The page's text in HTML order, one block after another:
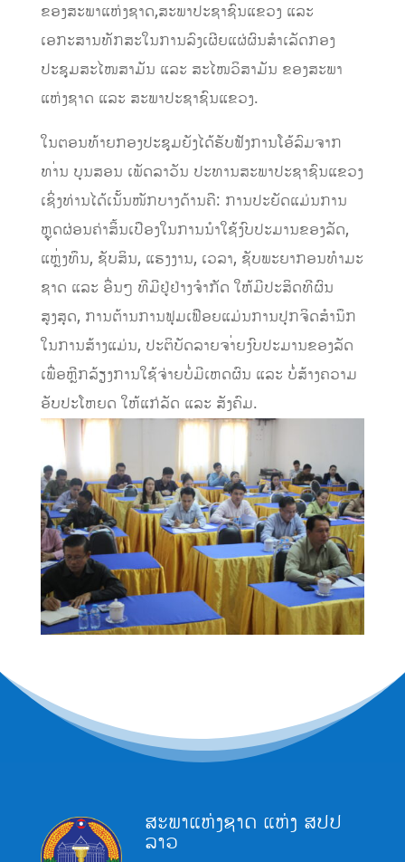
ຂອງສະພາແຫ່ງຊາດ,ສະພາປະຊາຊົນແຂວງ ແລະ
ເອກະສານທັກສະໃນການລົງເຜີຍແຜ່ຜົນສໍາເລັດກອງ
ປະຊຸມສະໄໜສາມັນ ແລະ ສະໄໜວິສາມັນ ຂອງສະພາ
ແຫ່ງຊາດ ແລະ ສະພາປະຊາຊົນແຂວງ.
ໃນຕອນທ້າຍກອງປະຊຸມຍັງໄດ້ຮັບຟັງການໂອ້ລົມຈາກ
ທາ່ນ ບຸນສອນ ເພັດລາວັນ ປະທານສະພາປະຊາຊົນແຂວງ
ເຊິ່ງທ່ານໄດ້ເນັ້ນໜັກບາງດ້ານຄື: ການປະຍັດແມ່ນການ
ຫຼຸດຜ່ອນຄ່າສິ້ນເປືອງໃນການນໍາໃຊ້ງົບປະມານຂອງລັດ,
ແຫຼ່ງທຶນ, ຊັບສິນ, ແຮງງານ, ເວລາ, ຊັບພະຍາກອນທໍາມະ
ຊາດ ແລະ ອື່ນໆ ທີມີຢູ່ຢ່າງຈໍາກັດ ໃຫ້ມີປະສິດທີຜົນ
ສູງສຸດ, ການຕ້ານການຟຸມເຟືອຍແມ່ນການປຸກຈິດສໍານຶກ
ໃນການສ້າງແມ່ນ, ປະຕິບັດລາຍຈາ່ຍງົບປະມານຂອງລັດ
ເພື່ອຫຼີກລ້ຽງການໃຊ້ຈ່າຍບໍ່ມີເຫດຜົນ ແລະ ບໍ່ສ້າງຄວາມ
ອັບປະໂຫຍດ ໃຫ້ແກ່ລັດ ແລະ ສັງຄົມ.
ສະພາແຫ່ງຊາດ ແຫ່ງ ສປປ
ລາວ